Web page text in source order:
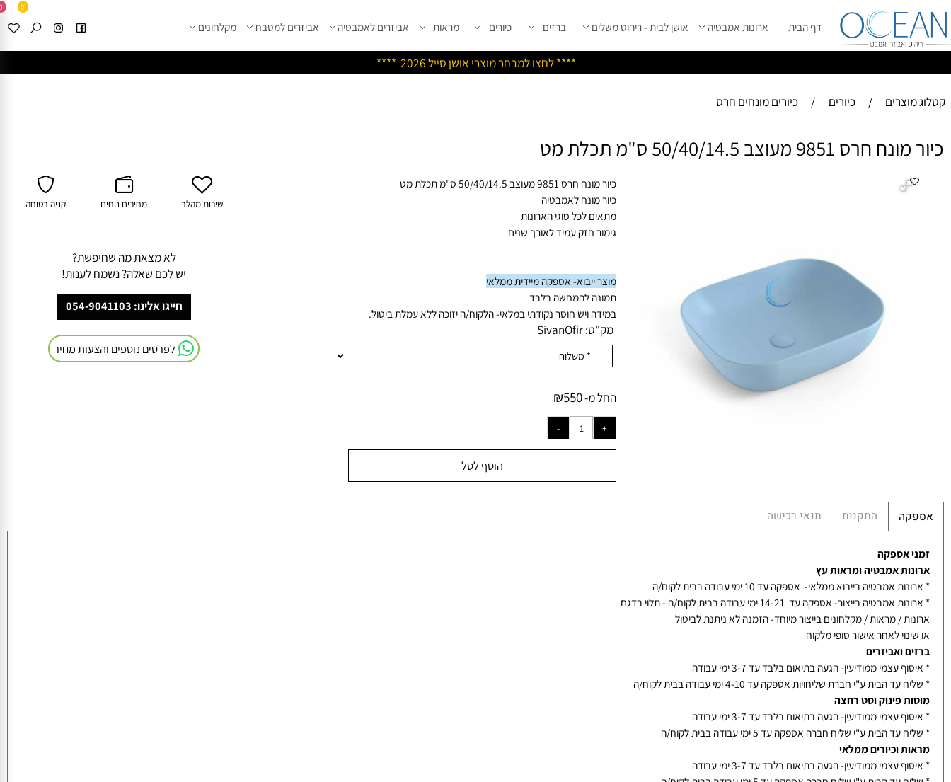
לחצו למבחר מוצרי אושן סייל 2026 ****
0
דף הבית ארונות אמבטיה אושן לבית - ריהוט משלים ברזים כיורים מראות אביזרים לאמבטיה אביזרים למטבח מקלחונים
/ כיורים / כיורים מונחים חרס
מעוצב 50/40/14.5 ס"מ תכלת מט
כיור מונח חרס 9851 מעוצב 50/40/14.5 ס"מ תכלת מט
כיור מונח לאמבטיה
מתאים לכל סוגי הארונות
גימור חזק עמיד לאורך שנים
מוצר ייבוא- אספקה מיידית ממלאי
תמונה להמחשה בלבד
במידה ויש חוסר נקודתי במלאי- הלקוח/ה יזוכה ללא עמלת ביטול.
מק"ט:SivanOfir
החל מ- ₪550
הוסף לסל
שירות מהלב מחירים נוחים קניה בטוחה
לא מצאת מה שחיפשת?
יש לכם שאלה? נשמח לענות!
חייגו אלינו: 054-9041103
לפרטים נוספים והצעות מחיר
אספקה
אמבטיה ומראות עץ
אמבטיה בייבוא ממלאי- אספקה עד 10 ימי עבודה בבית לקוח/ה
בייצור- אספקה עד 14-21 ימי עבודה בבית לקוח/ה - תלוי בדגם
/ מראות / מקלחונים בייצור מיוחד- הזמנה לא ניתנת לביטול
לאחר אישור סופי מלקוח
ואביזרים
עצמי ממודיעין- הגעה בתיאום בלבד עד 3-7 ימי עבודה
הבית ע"י חברת שליחויות אספקה עד 4-10 ימי עבודה בבית לקוח/ה
פינוק וסט רחצה
עצמי ממודיעין- הגעה בתיאום בלבד עד 3-7 ימי עבודה
הבית ע"י שליח חברה אספקה עד 5 ימי עבודה בבית לקוח/ה